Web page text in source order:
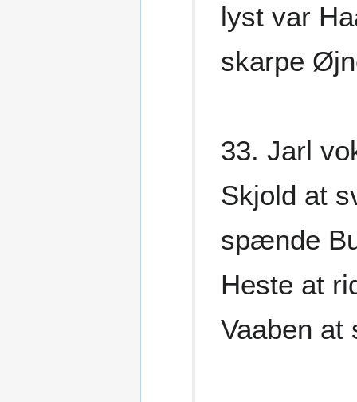
lyst var
skarpe
33. Jarl
Skjold at
spænde
Heste at
Vaaben at